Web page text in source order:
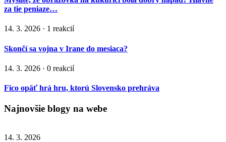
za tie peniaze…
14. 3. 2026 · 1 reakcií
Skončí sa vojna v Irane do mesiaca?
14. 3. 2026 · 0 reakcií
Fico opäť hrá hru, ktorú Slovensko prehráva
Najnovšie blogy na webe
14. 3. 2026